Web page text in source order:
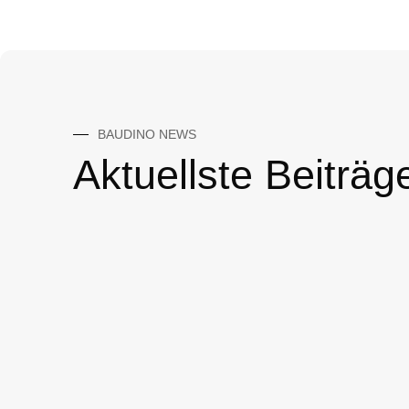
BAUDINO NEWS
Aktuellste